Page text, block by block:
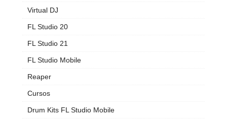
Virtual DJ
FL Studio 20
FL Studio 21
FL Studio Mobile
Reaper
Cursos
Drum Kits FL Studio Mobile